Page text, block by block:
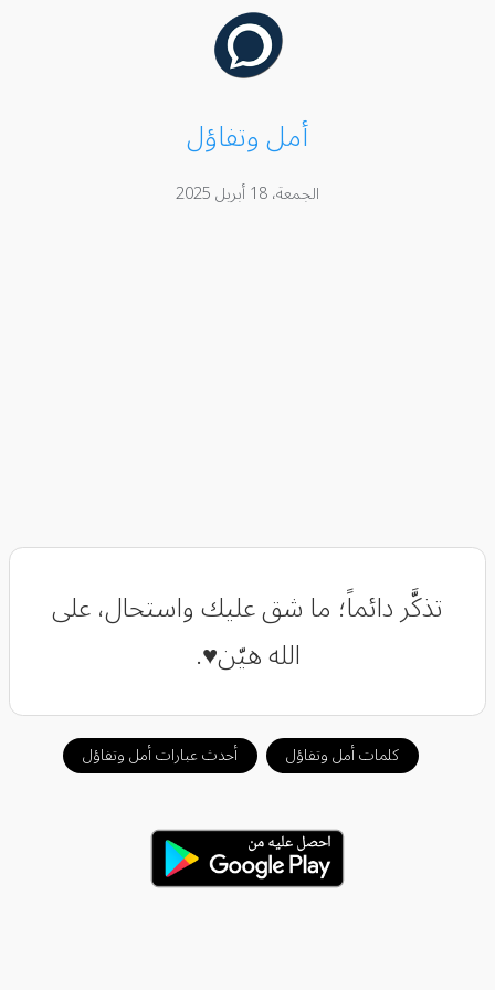
أمل وتفاؤل
الجمعة، 18 أبريل 2025
تذكَّر دائماً؛ ما شق عليك واستحال، على
الله هيّن♥️.
كلمات أمل وتفاؤل أحدث عبارات أمل وتفاؤل